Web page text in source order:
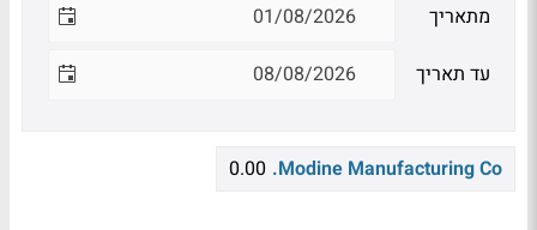
מתאריך
עד תאריך
Modine Manufacturing Co.
0.00